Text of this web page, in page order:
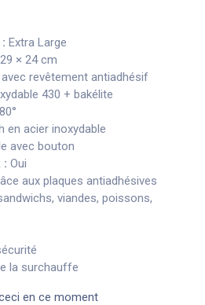
Extra Large
29 × 24 cm
revêtement antiadhésif
430 + bakélite
en acier inoxydable
avec bouton
: Oui
aux plaques antiadhésives
viandes, poissons,
la surchauffe
en ce moment